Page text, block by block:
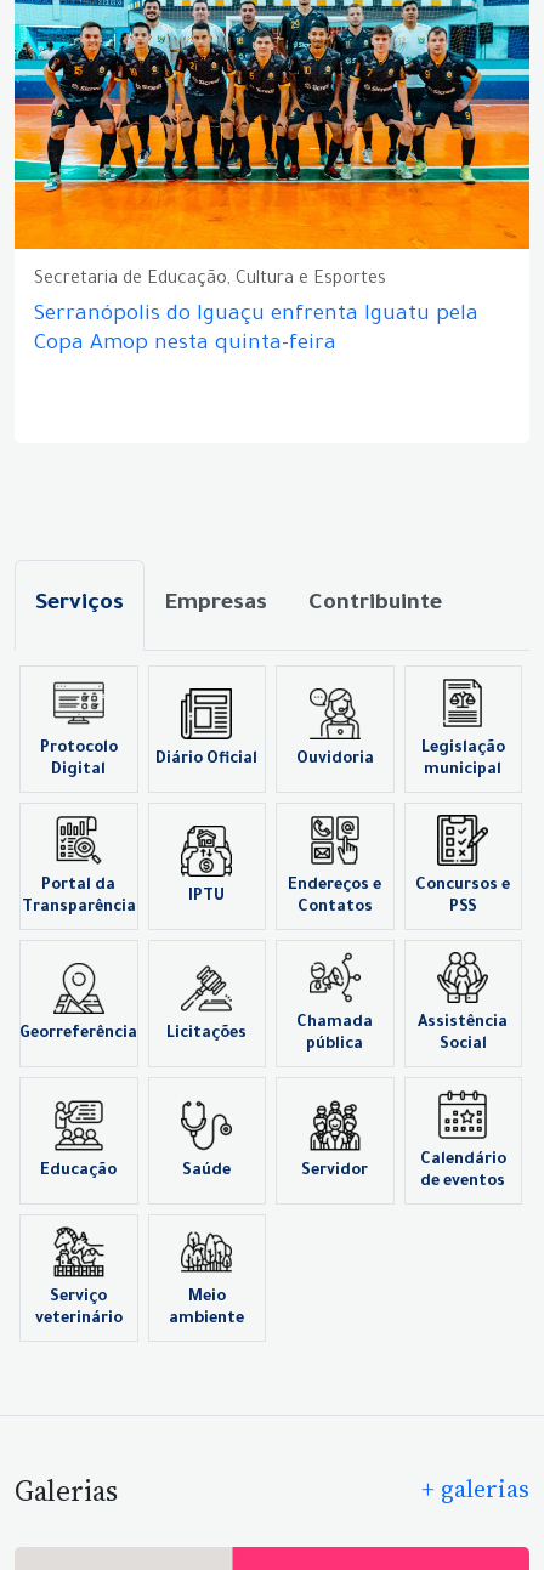
Secretaria de Educação, Cultura e Esportes
Serranópolis do Iguaçu enfrenta Iguatu pela
Copa Amop nesta quinta-feira
Serviços Empresas Contribuinte
Protocolo
Digital
Diário Oficial Ouvidoria
Legislação
municipal
Portal da
Transparência
IPTU
Endereços e
Contatos
Concursos e
PSS
Georreferência Licitações
Chamada
pública
Assistência
Social
Educação Saúde Servidor
Calendário
de eventos
Serviço
veterinário
Meio
ambiente
Galerias + galerias